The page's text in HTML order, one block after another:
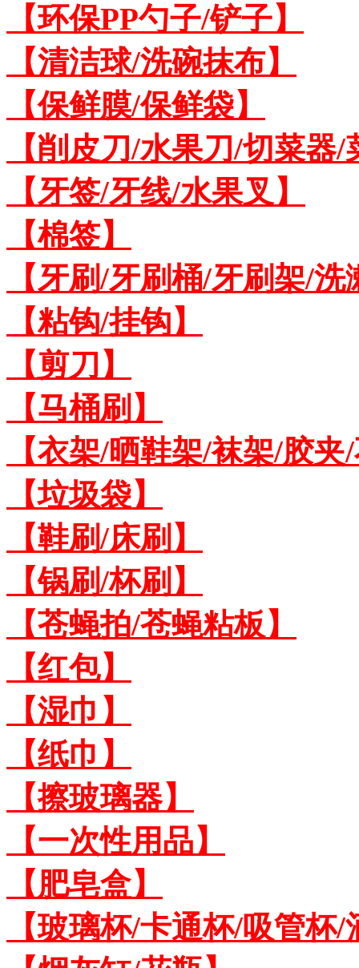
【环保PP勺子/铲子】
【清洁球/洗碗抹布】
【保鲜膜/保鲜袋】
【削皮刀/水果刀/切菜器
【牙签/牙线/水果叉】
【棉签】
【牙刷/牙刷桶/牙刷架/洗
【粘钩/挂钩】
【剪刀】
【马桶刷】
【衣架/晒鞋架/袜架/胶
【垃圾袋】
【鞋刷/床刷】
【锅刷/杯刷】
【苍蝇拍/苍蝇粘板】
【红包】
【湿巾】
【纸巾】
【擦玻璃器】
【一次性用品】
【肥皂盒】
【玻璃杯/卡通杯/吸管杯/